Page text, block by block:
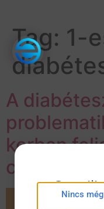
Tag: 1-
A
korban
Nincs